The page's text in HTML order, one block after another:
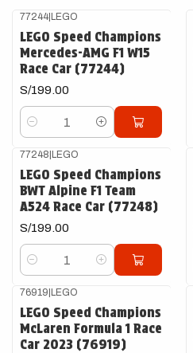
77244|LEGO
LEGO Speed Champions
Mercedes-AMG F1 W15
Race Car (77244)
S/199.00
Cantidad
77248|LEGO
LEGO Speed Champions
BWT Alpine F1 Team
A524 Race Car (77248)
S/199.00
Cantidad
76919|LEGO
LEGO Speed Champions
McLaren Formula 1 Race
Car 2023 (76919)